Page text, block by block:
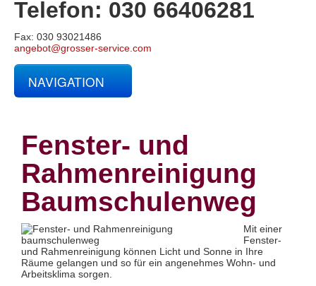
Telefon: 030 66406281
Fax: 030 93021486
angebot@grosser-service.com
NAVIGATION
Büroreinigung
Centerreinigung
Fassadenreinigung und Denkmalpflege
Fensterreinigung
Glas- und Glasfassadenreinigung
Großküchenreinigung
Grundreinigung
Industriereinigung
Kino- und Theatersaalreinigung
Kitareinigung
Praxisreinigung
Privathaushaltsreinigung
Fenster- und
Rahmenreinigung
Baumschulenweg
Mit einer
Fenster-
und Rahmenreinigung können Licht und Sonne in Ihre
Räume gelangen und so für ein angenehmes Wohn- und
Arbeitsklima sorgen.